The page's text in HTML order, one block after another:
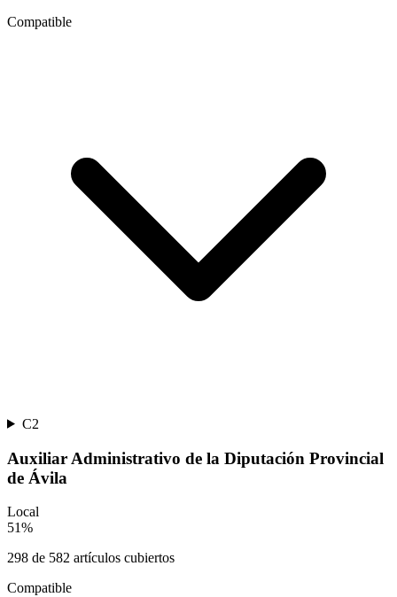
Compatible
C2
Auxiliar Administrativo de la Diputación Provincial
de Ávila
Local
51%
298 de 582 artículos cubiertos
Compatible